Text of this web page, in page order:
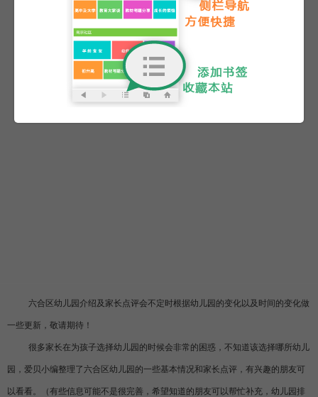
六合区幼儿园介绍及家长点评会不定时根据幼儿园的变化以及时间的变化做
一些更新，敬请期待！
很多家长在为孩子选择幼儿园的时候会非常的困惑，不知道该选择哪所幼儿
园，爱贝小编整理了六合区幼儿园的一些基本情况和家长点评，有兴趣的朋友可
以看看。（有些信息可能不是很完善，希望知道的朋友可以帮忙补充，幼儿园排